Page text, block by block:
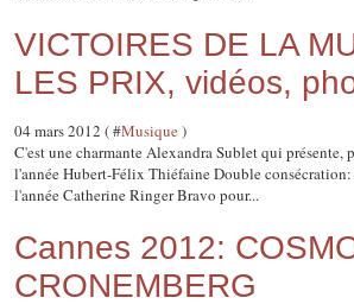
VICTOIRES DE LA
LES PRIX, vidéos,
04 mars 2012 ( #Musique)
C'est une charmante Alexandra Sublet qui
l'année Hubert-Félix Thiéfaine Double
l'année Catherine Ringer Bravo pour...
Cannes 2012:
CRONEMBERG